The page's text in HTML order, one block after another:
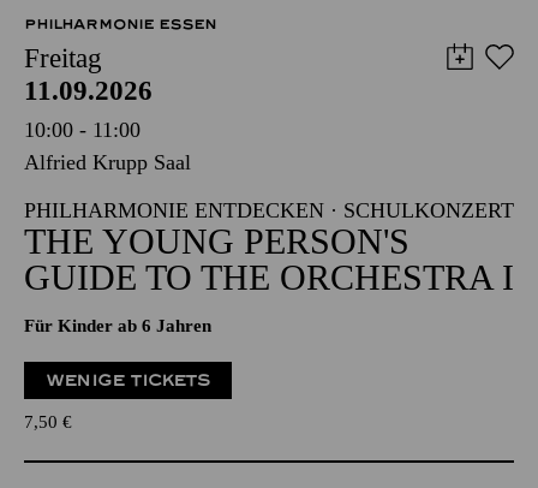
PHILHARMONIE ESSEN
Freitag
11.09.2026
10:00 - 11:00
Alfried Krupp Saal
PHILHARMONIE ENTDECKEN · SCHULKONZERT
THE YOUNG PERSON'S
GUIDE TO THE ORCHESTRA I
Für Kinder ab 6 Jahren
WENIGE TICKETS
7,50 €